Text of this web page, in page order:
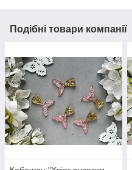
Подібні товари компанії